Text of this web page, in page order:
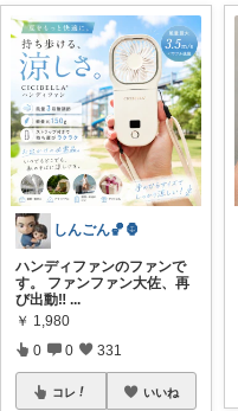
しんごん🏀🦍
ハンディファンのファンで
す。 ファンファン大佐、再
び出動‼️ ...
￥ 1,980
0 0 331
コレ いいね